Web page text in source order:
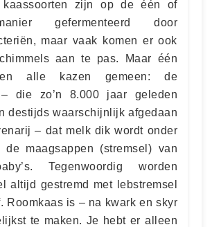
kaassoorten zijn op de één of
gefermenteerd door
maar vaak komen er ook
aan te pas. Maar één
alle kazen gemeen: de
– die zo’n 8.000 jaar geleden
destijds waarschijnlijk afgedaan
– dat melk dik wordt onder
de maagsappen (stremsel) van
Tegenwoordig worden
altijd gestremd met lebstremsel
Roomkaas is – na kwark en skyr
te maken. Je hebt er alleen